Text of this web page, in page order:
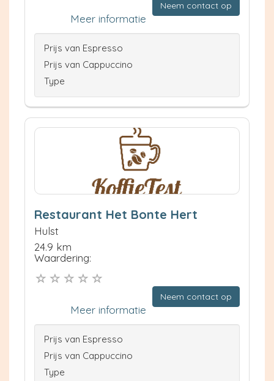
Neem contact op
Meer informatie
Prijs van Espresso
Prijs van Cappuccino
Type
Restaurant Het Bonte Hert
Hulst
24.9 km
Waardering:
Neem contact op
Meer informatie
Prijs van Espresso
Prijs van Cappuccino
Type